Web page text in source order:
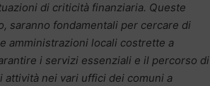
di criticità finanziaria. Queste
saranno fondamentali per cercare di
amministrazioni locali costrette a
i servizi essenziali e il percorso di
attività nei vari uffici dei comuni a